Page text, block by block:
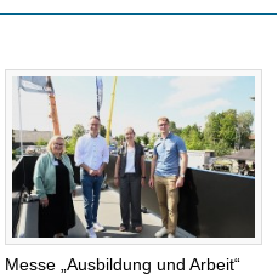
Messe „Ausbildung und Arbeit“